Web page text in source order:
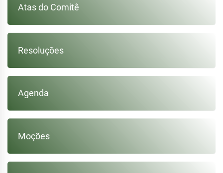
Atas do Comitê
Resoluções
Agenda
Moções